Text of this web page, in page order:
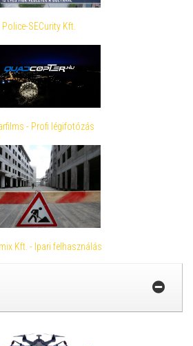
Police-SECurity Kft.
- Profi légifotózás
Kft. - Ipari felhasználás